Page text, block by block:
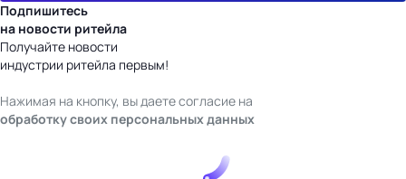
Подпишитесь
на новости ритейла
Получайте новости
индустрии ритейла первым!
Нажимая на кнопку, вы даете согласие на
обработку своих персональных данных